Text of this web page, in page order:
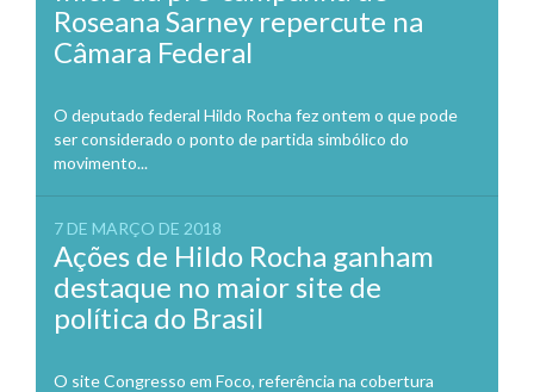
Roseana Sarney repercute na
Câmara Federal
O deputado federal Hildo Rocha fez ontem o que pode
ser considerado o ponto de partida simbólico do
movimento...
7 DE MARÇO DE 2018
Ações de Hildo Rocha ganham
destaque no maior site de
política do Brasil
O site Congresso em Foco, referência na cobertura